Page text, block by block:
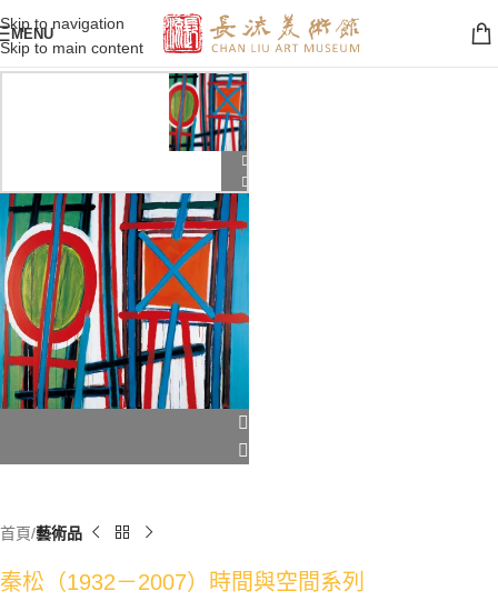
Skip to navigation
Skip to main content
MENU
首頁 藝術品
秦松（1932－2007）時間與空間系列